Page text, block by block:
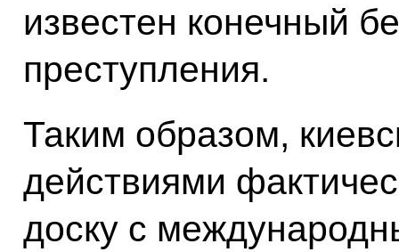
известен конечный
преступления.
Таким образом,
действиями
доску с